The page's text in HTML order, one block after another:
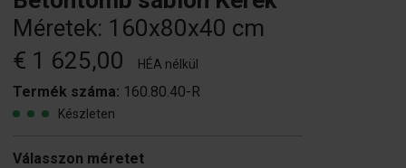
Méretek: 160x80x40 cm
€ 1 625,00
HÉA nélkül
Termék száma: 160.80.40-R
Készleten
Válasszon méretet